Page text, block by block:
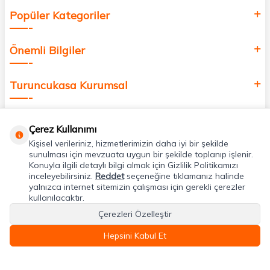
Popüler Kategoriler
Önemli Bilgiler
Turuncukasa Kurumsal
Uygulamalarımız
Adres & İletişim
Çerez Kullanımı
Kişisel verileriniz, hizmetlerimizin daha iyi bir şekilde
sunulması için mevzuata uygun bir şekilde toplanıp işlenir.
Konuyla ilgili detaylı bilgi almak için Gizlilik Politikamızı
inceleyebilirsiniz. Reddetseçeneğine tıklamanız halinde
yalnızca internet sitemizin çalışması için gerekli çerezler
kullanılacaktır.
Çerezleri Özelleştir
Hepsini Kabul Et